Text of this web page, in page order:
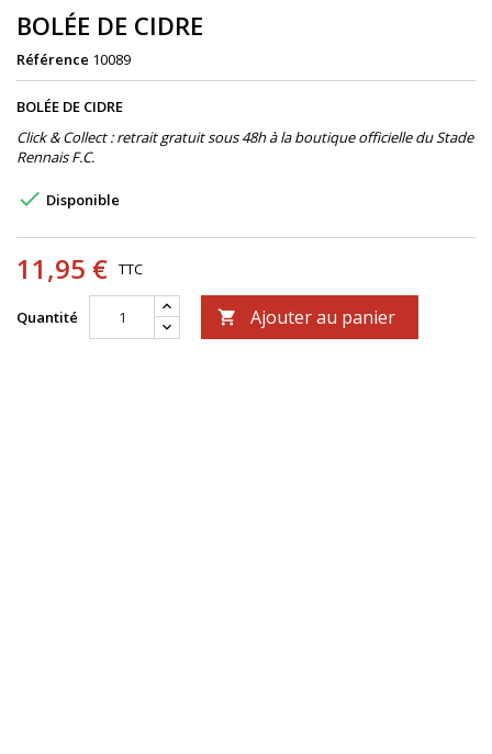
BOLÉE DE CIDRE
Référence 10089
BOLÉE DE CIDRE
Click & Collect : retrait gratuit sous 48h à la boutique officielle du Stade
Rennais F.C.
 Disponible
11,95 € TTC
Quantité  Ajouter au panier